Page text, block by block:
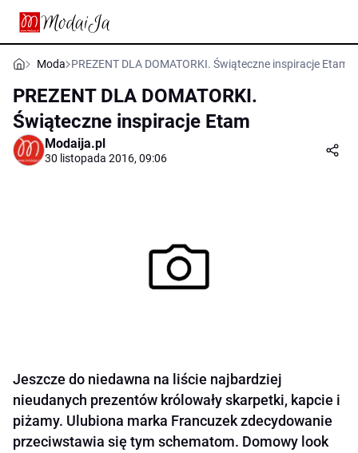
Moda PREZENT DLA DOMATORKI. Świąteczne inspiracje Etam
PREZENT DLA DOMATORKI.
Świąteczne inspiracje Etam
Modaija.pl
30 listopada 2016, 09:06
Jeszcze do niedawna na liście najbardziej
nieudanych prezentów królowały skarpetki, kapcie i
piżamy. Ulubiona marka Francuzek zdecydowanie
przeciwstawia się tym schematom. Domowy look